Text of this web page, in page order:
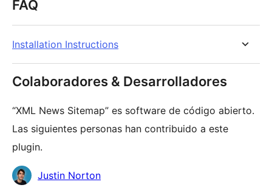
FAQ
Installation Instructions
Colaboradores & Desarrolladores
“XML News Sitemap” es software de código abierto.
Las siguientes personas han contribuido a este
plugin.
Colaboradores
Justin Norton